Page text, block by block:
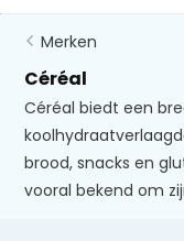
Merken
Céréal
Céréal biedt een
brood, snacks en
vooral bekend om